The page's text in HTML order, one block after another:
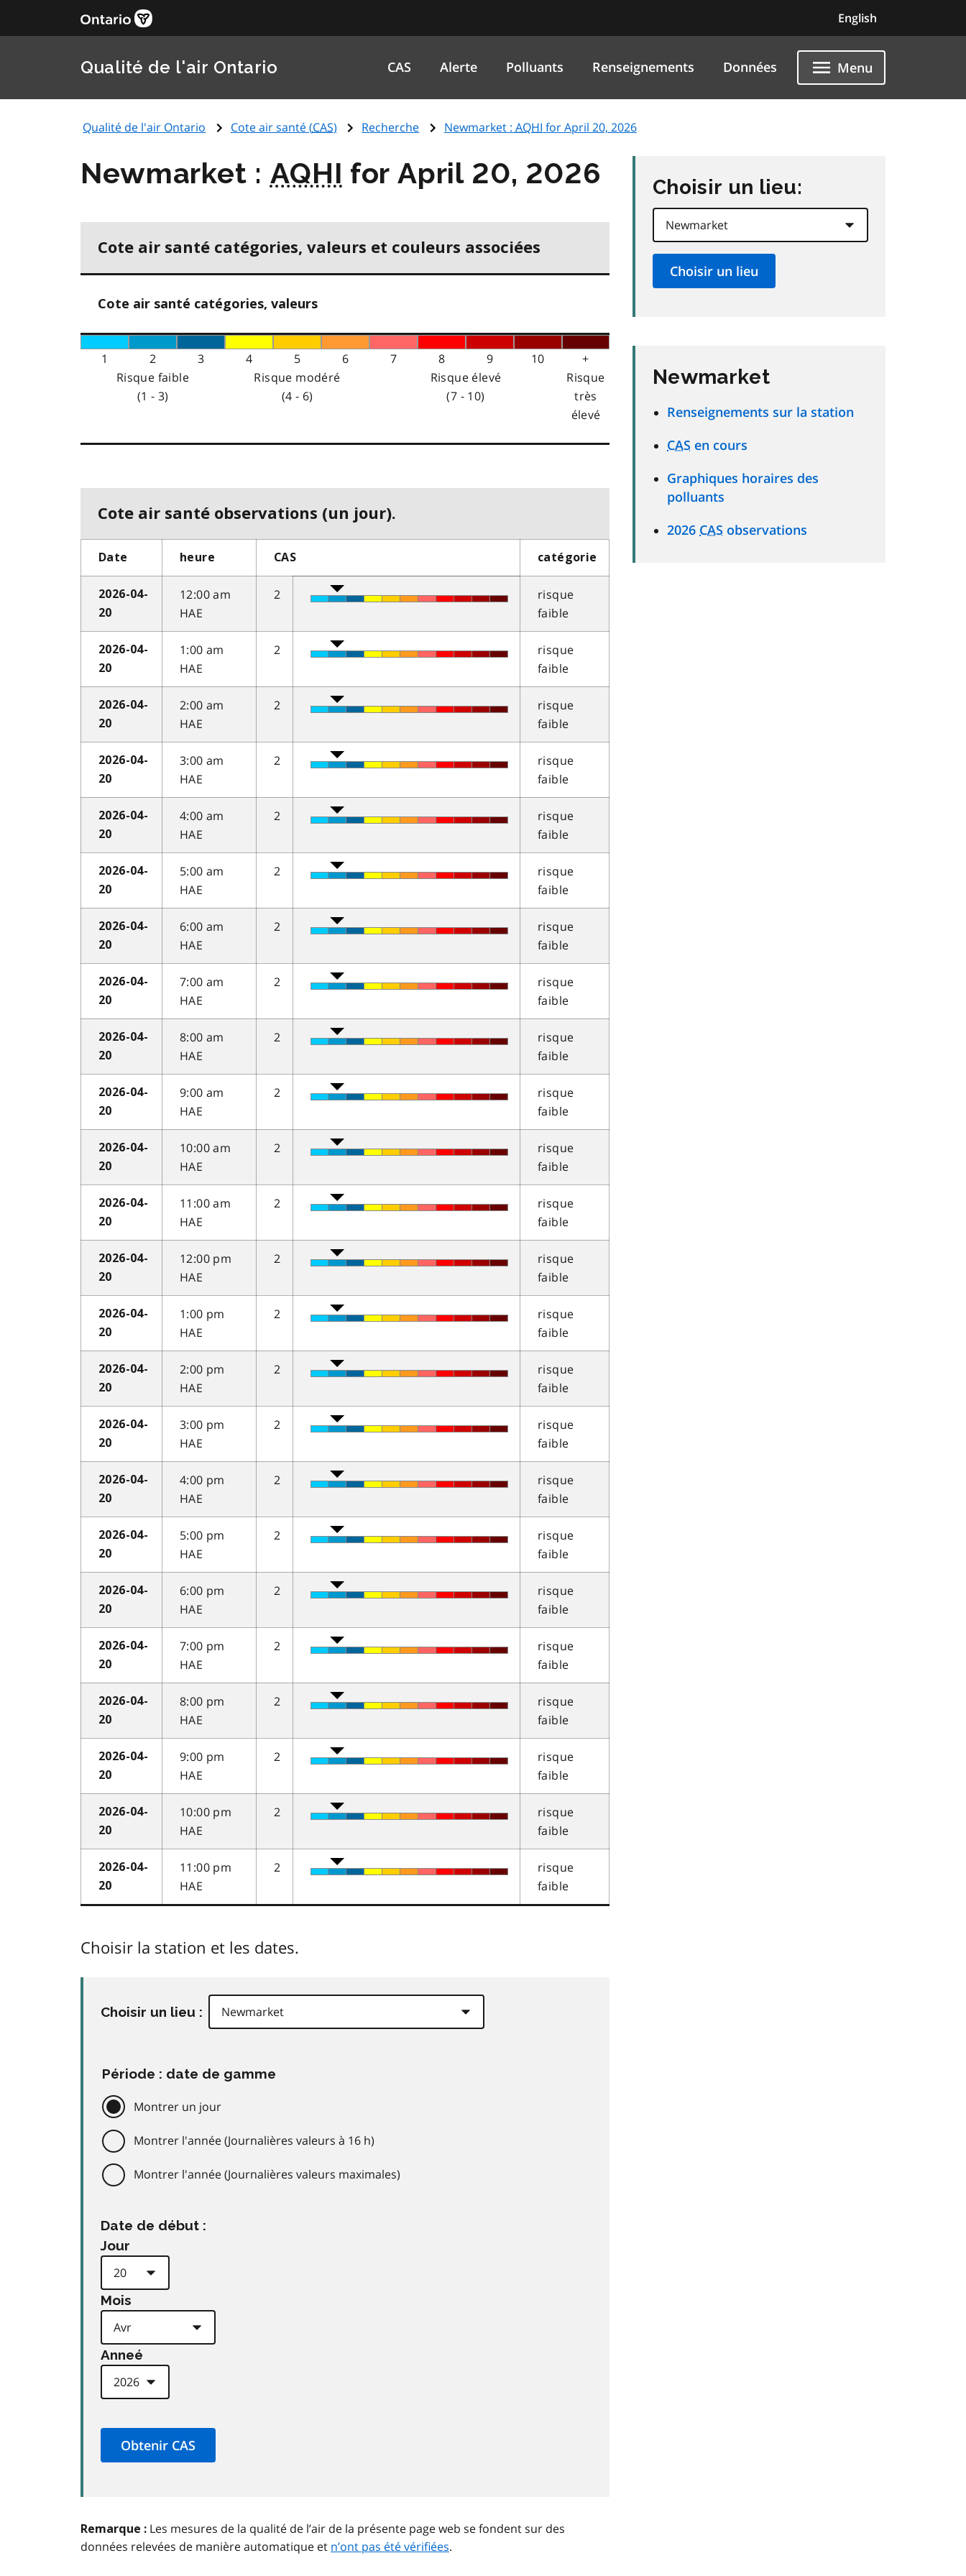
English
Qualité de l'air Ontario CAS Alerte Polluants Renseignements Données Menu
Qualité de l'air Ontario Cote air santé (CAS) Recherche Newmarket : AQHI for April 20, 2026
Newmarket : AQHI for April 20, 2026
Cote air santé catégories, valeurs et couleurs associées
Cote air santé catégories, valeurs
1 2 3 4 5 6 7 8 9 10
+
Risque faible
(1 - 3)
Risque modéré
(4 - 6)
Risque élevé
(7 - 10)
Risque
très
élevé
Cote air santé observations (un jour).
Date heure CAS catégorie
2026-04-
20
12:00 am
HAE
2
risque
faible
2026-04-
20
1:00 am
HAE
2
risque
faible
2026-04-
20
2:00 am
HAE
2
risque
faible
2026-04-
20
3:00 am
HAE
2
risque
faible
2026-04-
20
4:00 am
HAE
2
risque
faible
2026-04-
20
5:00 am
HAE
2
risque
faible
2026-04-
20
6:00 am
HAE
2
risque
faible
2026-04-
20
7:00 am
HAE
2
risque
faible
2026-04-
20
8:00 am
HAE
2
risque
faible
2026-04-
20
9:00 am
HAE
2
risque
faible
2026-04-
20
10:00 am
HAE
2
risque
faible
2026-04-
20
11:00 am
HAE
2
risque
faible
2026-04-
20
12:00 pm
HAE
2
risque
faible
2026-04-
20
1:00 pm
HAE
2
risque
faible
2026-04-
20
2:00 pm
HAE
2
risque
faible
2026-04-
20
3:00 pm
HAE
2
risque
faible
2026-04-
20
4:00 pm
HAE
2
risque
faible
2026-04-
20
5:00 pm
HAE
2
risque
faible
2026-04-
20
6:00 pm
HAE
2
risque
faible
2026-04-
20
7:00 pm
HAE
2
risque
faible
2026-04-
20
8:00 pm
HAE
2
risque
faible
2026-04-
20
9:00 pm
HAE
2
risque
faible
2026-04-
20
10:00 pm
HAE
2
risque
faible
2026-04-
20
11:00 pm
HAE
2
risque
faible
Choisir la station et les dates.
Choisir un lieu :
Période : date de gamme
Montrer un jour
Montrer l'année (Journalières valeurs à 16 h)
Montrer l'année (Journalières valeurs maximales)
Date de début :
Jour
Mois
Anneé
Remarque : Les mesures de la qualité de l’air de la présente page web se fondent sur des
données relevées de manière automatique et n’ont pas été vérifiées.
Choisir un lieu:
Newmarket
Renseignements sur la station
CAS en cours
Graphiques horaires des
polluants
2026 CAS observations